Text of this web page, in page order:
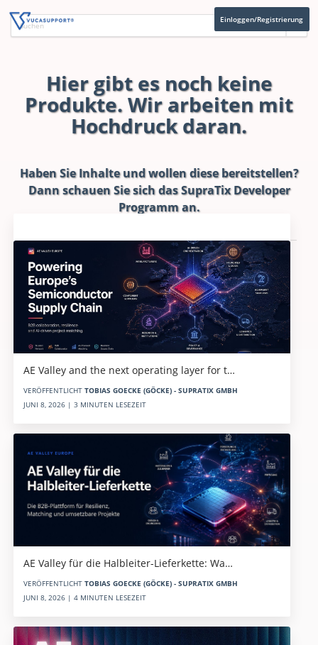
Einloggen/Registrierung
Hier gibt es noch keine
Produkte. Wir arbeiten mit
Hochdruck daran.
Haben Sie Inhalte und wollen diese bereitstellen?
Dann schauen Sie sich dasSupraTix Developer
Programman.
AE Valley and the next operating layer for t…
VERÖFFENTLICHT TOBIAS GOECKE (GÖCKE) - SUPRATIX GMBH
JUNI 8, 2026 | 3 MINUTEN LESEZEIT
AE Valley für die Halbleiter-Lieferkette: Wa…
VERÖFFENTLICHT TOBIAS GOECKE (GÖCKE) - SUPRATIX GMBH
JUNI 8, 2026 | 4 MINUTEN LESEZEIT